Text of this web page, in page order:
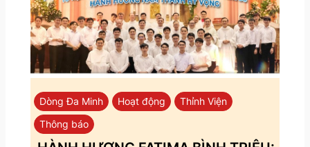
Dòng Đa Minh Hoạt động
Thỉnh Viện
Thông báo